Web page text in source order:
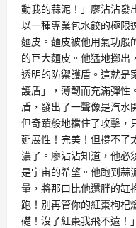
動我的蒜泥！」廖沾沾發
以一種專業包水餃的極限
麵皮。麵皮被他用氣功般
的巨大麵皮。他猛地擲出
透明的防禦護盾。這就是
護盾」，薄韌而充滿彈性
盾，發出了一聲像是汽水
但奇蹟般地擋住了攻擊，
延展性！完美！但撐不了
濃了。廖沾沾知道，他必
是宇宙的希望。他跑到蒜
量，將那口比他還胖的缸
跑！別再管你的紅棗枸杞
礎！沒了紅棗我飛不遠！